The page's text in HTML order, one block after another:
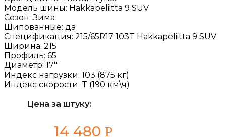
Модель шины: Hakkapeliitta 9 SUV
Сезон:Зима
Шипованные: да
Спецификация: 215/65R17 103T Hakkapeliitta 9 SUV
Ширина: 215
Профиль: 65
Диаметр: 17''
Индекс нагрузки: 103 (875 кг)
Индекс скорости: T (190 км\ч)
Цена за штуку:
14 480 Р